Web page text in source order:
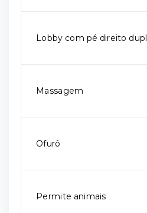
Lobby com pé direito dupl
Massagem
Ofurô
Permite animais